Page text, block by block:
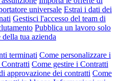
universale Estrai i dati dei
Gestisci l'accesso del team di
Pubblica un lavoro solo
tua azienda
terminati Come personalizzare i
Come gestire i Contratti
approvazione dei contratti Come